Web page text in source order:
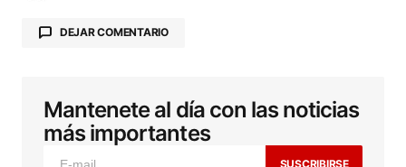
DEJAR COMENTARIO
Tu dirección de correo electrónico no será
publicada. Los campos obligatorios están
marcados con *
Mantenete al día con las noticias
más importantes
SUSCRIBIRSE